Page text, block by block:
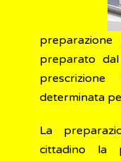
preparato
determinata
La
cittadino la